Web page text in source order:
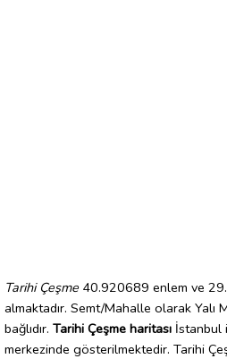
Tarihi Çeşme 40.920689 enlem ve
almaktadır. Semt/Mahalle olarak Yalı
bağlıdır. Tarihi Çeşme haritası İstanbul
merkezinde gösterilmektedir. Tarihi